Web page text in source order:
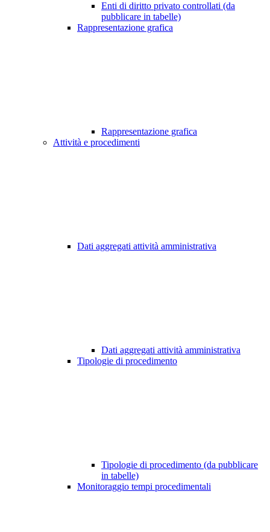
Enti di diritto privato controllati (da
pubblicare in tabelle)
Rappresentazione grafica
Rappresentazione grafica
Attività e procedimenti
Dati aggregati attività amministrativa
Dati aggregati attività amministrativa
Tipologie di procedimento
Tipologie di procedimento (da pubblicare
in tabelle)
Monitoraggio tempi procedimentali